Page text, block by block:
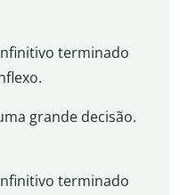
terminado
grande decisão.
terminado